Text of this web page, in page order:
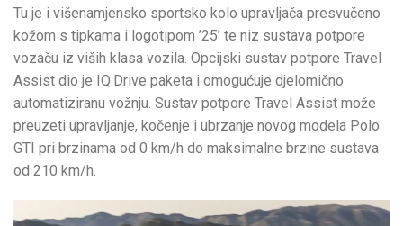
Tu je i višenamjensko sportsko kolo upravljača presvučeno
kožom s tipkama i logotipom ’25’ te niz sustava potpore
vozaču iz viših klasa vozila. Opcijski sustav potpore Travel
Assist dio je IQ.Drive paketa i omogućuje djelomično
automatiziranu vožnju. Sustav potpore Travel Assist može
preuzeti upravljanje, kočenje i ubrzanje novog modela Polo
GTI pri brzinama od 0 km/h do maksimalne brzine sustava
od 210 km/h.